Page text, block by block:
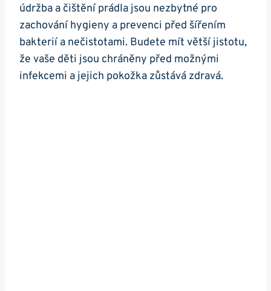
údržba a čištění prádla jsou nezbytné pro
zachování hygieny a prevenci před šířením
bakterií a nečistotami. Budete mít větší jistotu,
že vaše děti jsou chráněny před možnými
infekcemi a jejich pokožka zůstává zdravá.